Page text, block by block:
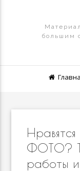
большим
ФОТО?
работы